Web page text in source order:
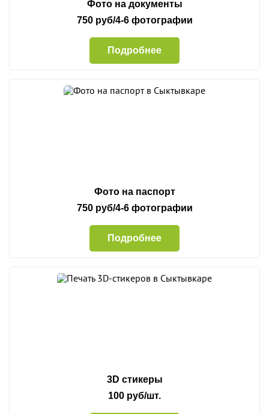
Фото на документы
750 руб/4-6 фотографии
Подробнее
Фото на паспорт
750 руб/4-6 фотографии
Подробнее
3D стикеры
100 руб/шт.